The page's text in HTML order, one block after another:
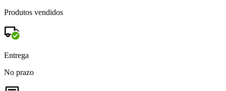
Produtos vendidos
Entrega
No prazo